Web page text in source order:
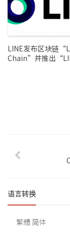
LINE发布区块链
Chain”并推出
语言转换
繁體 简体